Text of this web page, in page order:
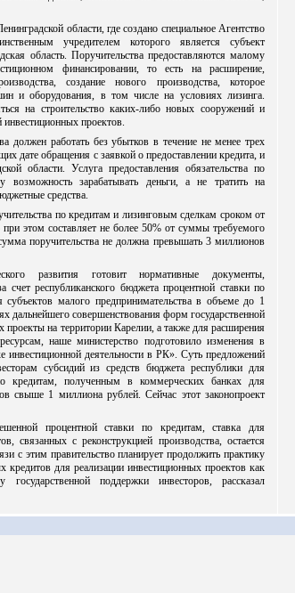
области, где создано специальное Агентство
учредителем которого является субъект
область. Поручительства предоставляются малому
финансировании, то есть на расширение,
создание нового производства, которое
и оборудования, в том числе на условиях лизинга.
на строительство каких-либо новых сооружений и
инвестиционных проектов.
должен работать без убытков в течение не менее трех
дате обращения с заявкой о предоставлении кредита, и
области. Услуга предоставления обязательства по
возможность зарабатывать деньги, а не тратить на
средства.
по кредитам и лизинговым сделкам сроком от
этом составляет не более 50% от суммы требуемого
поручительства не должна превышать 3 миллионов
развития готовит нормативные документы,
счет республиканского бюджета процентной ставки по
малого предпринимательства в объеме до 1
дальнейшего совершенствования форм государственной
на территории Карелии, а также для расширения
наше министерство подготовило изменения в
инвестиционной деятельности в РК». Суть предложений
субсидий из средств бюджета республики для
кредитам, полученным в коммерческих банках для
свыше 1 миллиона рублей. Сейчас этот законопроект
процентной ставки по кредитам, ставка для
связанных с реконструкцией производства, остается
с этим правительство планирует продолжить практику
кредитов для реализации инвестиционных проектов как
поддержки инвесторов, рассказал